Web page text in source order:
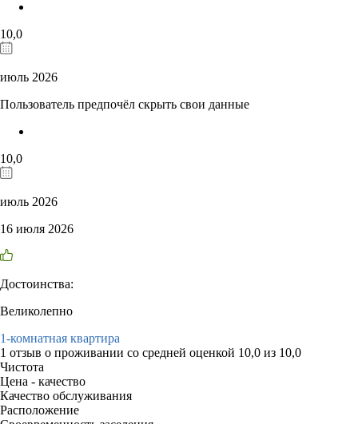
10,0
июль 2026
Пользователь предпочёл скрыть свои данные
10,0
июль 2026
16 июля 2026
Достоинства:
Великолепно
1-комнатная квартира
1 отзыв о проживании со средней оценкой 10,0 из 10,0
Чистота
Цена - качество
Качество обслуживания
Расположение